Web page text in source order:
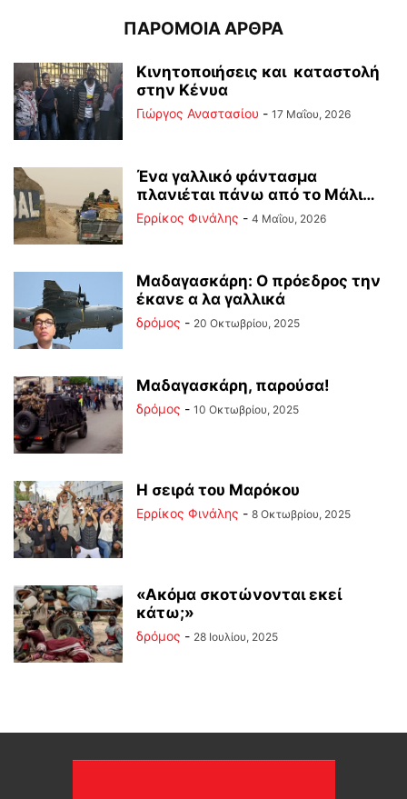
ΠΑΡΟΜΟΙΑ ΑΡΘΡΑ
Κινητοποιήσεις και καταστολή
στην Κένυα
Γιώργος Αναστασίου - 17 Μαΐου, 2026
Ένα γαλλικό φάντασμα
πλανιέται πάνω από το Μάλι…
Ερρίκος Φινάλης - 4 Μαΐου, 2026
Μαδαγασκάρη: Ο πρόεδρος την
έκανε α λα γαλλικά
δρόμος - 20 Οκτωβρίου, 2025
Μαδαγασκάρη, παρούσα!
δρόμος - 10 Οκτωβρίου, 2025
Η σειρά του Μαρόκου
Ερρίκος Φινάλης - 8 Οκτωβρίου, 2025
«Ακόμα σκοτώνονται εκεί
κάτω;»
δρόμος - 28 Ιουλίου, 2025